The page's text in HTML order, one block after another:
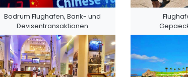
Bodrum Flughafen, Bank- und
Devisentransaktionen